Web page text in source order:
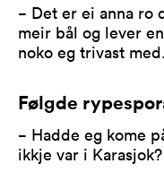
− Det er ei anna ro
meir bål og lever
noko eg trivast med.
Følgde
− Hadde eg kome
ikkje var i